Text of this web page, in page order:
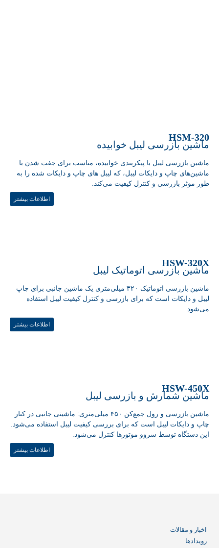
HSM-320
ماشین بازرسی لیبل خوابیده
ماشین بازرسی لیبل با پیکربندی خوابیده، مناسب برای جفت شدن با
ماشین‌های چاپ و دایکات لیبل، که لیبل های چاپ و دایکات شده را به
طور موثر بازرسی و کنترل کیفیت می‌کند.
اطلاعات بیشتر
HSW-320X
ماشین بازرسی اتوماتیک لیبل
ماشین بازرسی اتوماتیک ۳۲۰ میلی‌متری یک ماشین جانبی برای چاپ
لیبل و دایکات است که برای بازرسی و کنترل کیفیت لیبل استفاده
می‌شود.
اطلاعات بیشتر
HSW-450X
ماشین شمارش و بازرسی لیبل
ماشین بازرسی و رول جمع‌کن ۴۵۰ میلی‌متری: ماشینی جانبی در کنار
چاپ و دایکات لیبل است که برای بررسی کیفیت لیبل استفاده می‌شود.
این دستگاه توسط سروو موتورها کنترل می‌شود.
اطلاعات بیشتر
اخبار و مقالات
رویدادها